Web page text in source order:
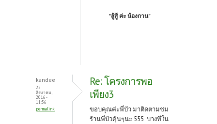
"สู้สู้ ค่ะ น้องกาน"
kandee
22
สิงหาคม,
2016 -
11:56
permalink
Re: โครงการพอ
เพียง3
ขอบคุณค่ะพี่บัว มาติดตามชม
ร้านพี่บัวคุ้นๆนะ 555 บางทีใน